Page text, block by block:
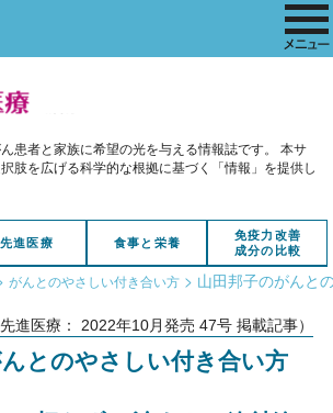
患者と家族に希望の光を与える情報誌です。
本サ
肢を広げる科学的な根拠に基づく「情報」を提供し
先進医療 食事と栄養
免疫力改善
成分の比較
がんとのやさしい付き合い方 > 山田邦子のがんと
先進医療： 2022年10月発売 47号 掲載記事）
とのやさしい付き合い方